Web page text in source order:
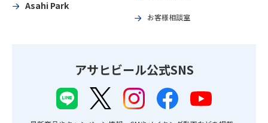
Asahi Park
お客様相談室
アサヒビール公式SNS